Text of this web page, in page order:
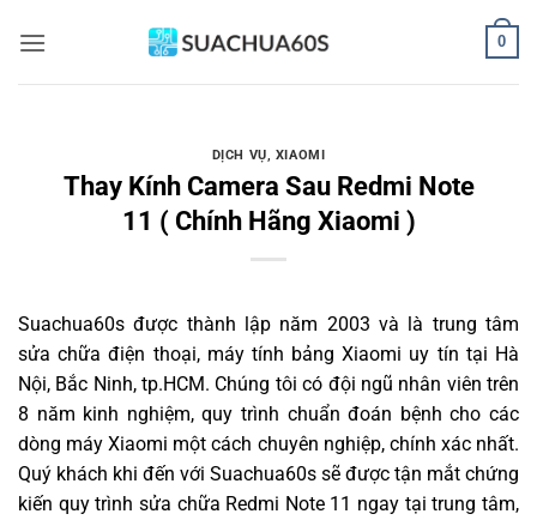
qua
0
DỊCH VỤ, XIAOMI
Thay Kính Camera Sau Redmi Note
11 ( Chính Hãng Xiaomi )
Suachua60s được thành lập năm 2003 và là trung tâm
sửa chữa điện thoại, máy tính bảng Xiaomi uy tín tại Hà
Nội, Bắc Ninh, tp.HCM. Chúng tôi có đội ngũ nhân viên trên
8 năm kinh nghiệm, quy trình chuẩn đoán bệnh cho các
dòng máy Xiaomi một cách chuyên nghiệp, chính xác nhất.
Quý khách khi đến với Suachua60s sẽ được tận mắt chứng
kiến quy trình sửa chữa Redmi Note 11 ngay tại trung tâm,